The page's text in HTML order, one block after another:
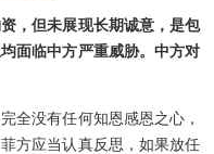
，但未展现长期诚意，是包
面临中方严重威胁。中方对
全没有任何知恩感恩之心，
方应当认真反思，如果放任